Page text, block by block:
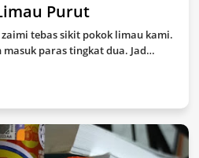
Purut
tebas sikit pokok limau kami.
paras tingkat dua. Jad…